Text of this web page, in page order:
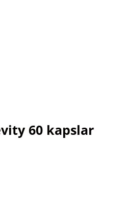
60 kapslar